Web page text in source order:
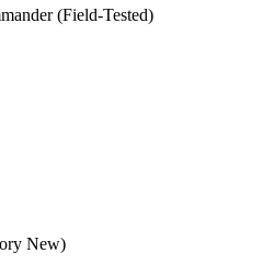
(Field-Tested)
New)